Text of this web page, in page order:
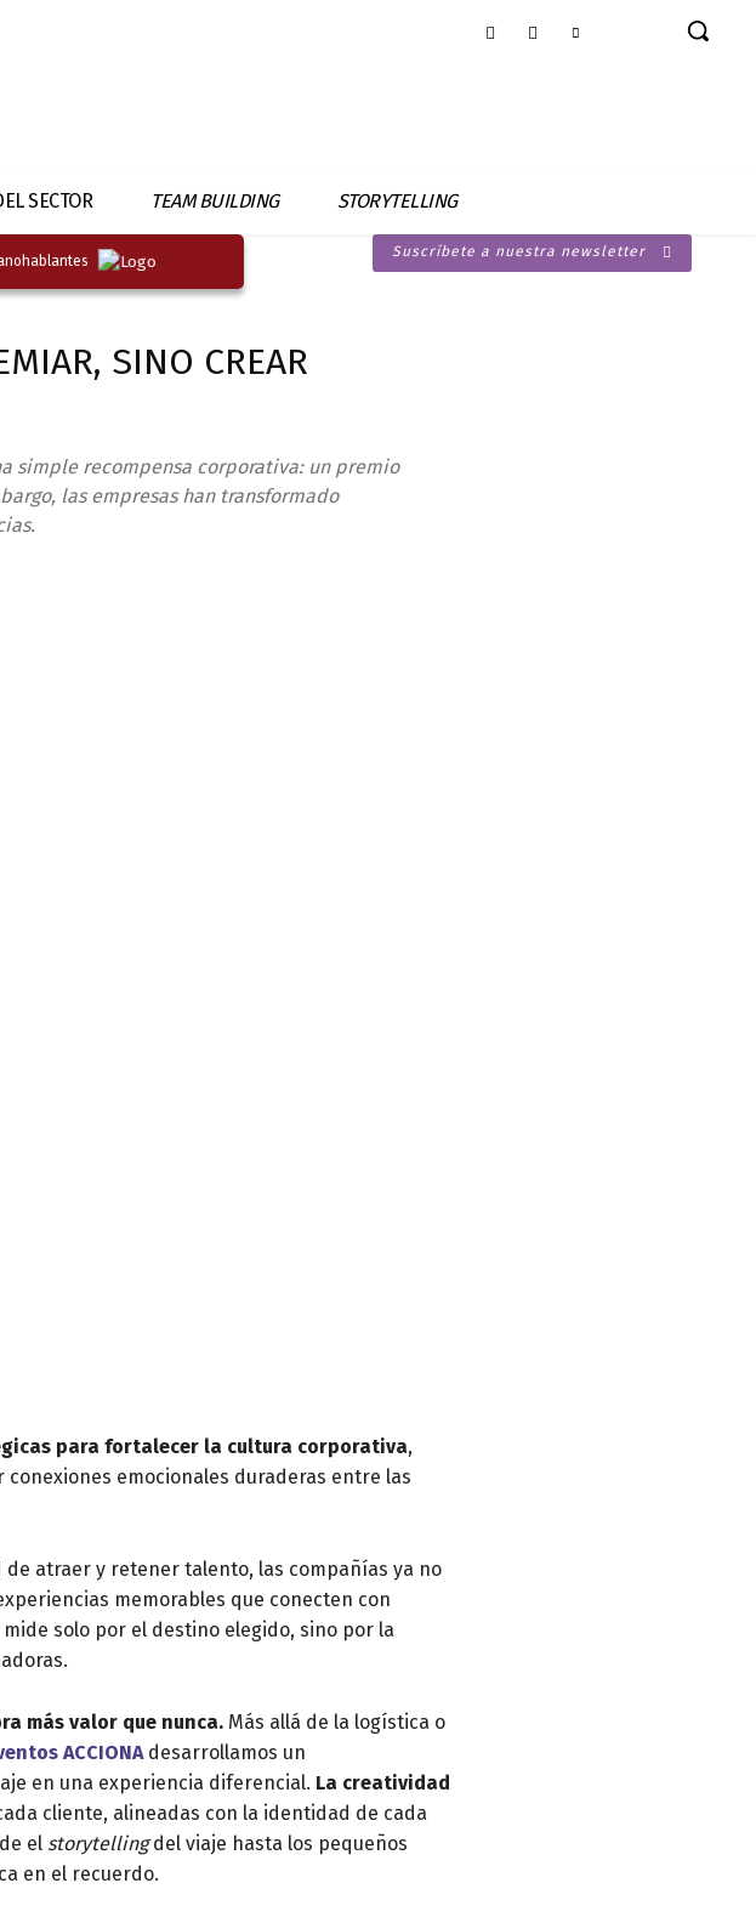
SECTOR TEAM BUILDING STORYTELLING
Suscríbete a nuestra newsletter
SINO CREAR
simple recompensa corporativa: un premio
las empresas han transformado
para fortalecer la cultura corporativa,
emocionales duraderas entre las
atraer y retener talento, las compañías ya no
memorables que conecten con
solo por el destino elegido, sino por la
más valor que nunca. Más allá de la logística o
ACCIONAdesarrollamos un
en una experiencia diferencial. La creatividad
cliente, alineadas con la identidad de cada
el storytellingdel viaje hasta los pequeños
en el recuerdo.